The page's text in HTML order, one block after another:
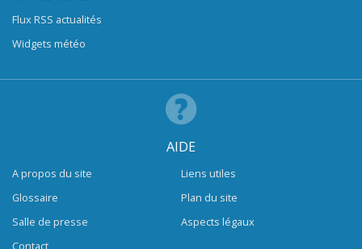
Flux RSS actualités
Widgets météo
AIDE
A propos du site
Glossaire
Salle de presse
Contact
Liens utiles
Plan du site
Aspects légaux